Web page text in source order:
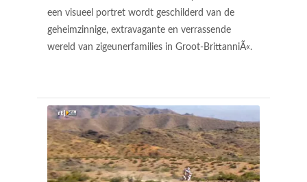
een visueel portret wordt geschilderd van de
geheimzinnige, extravagante en verrassende
wereld van zigeunerfamilies in Groot-BrittanniÃ«.